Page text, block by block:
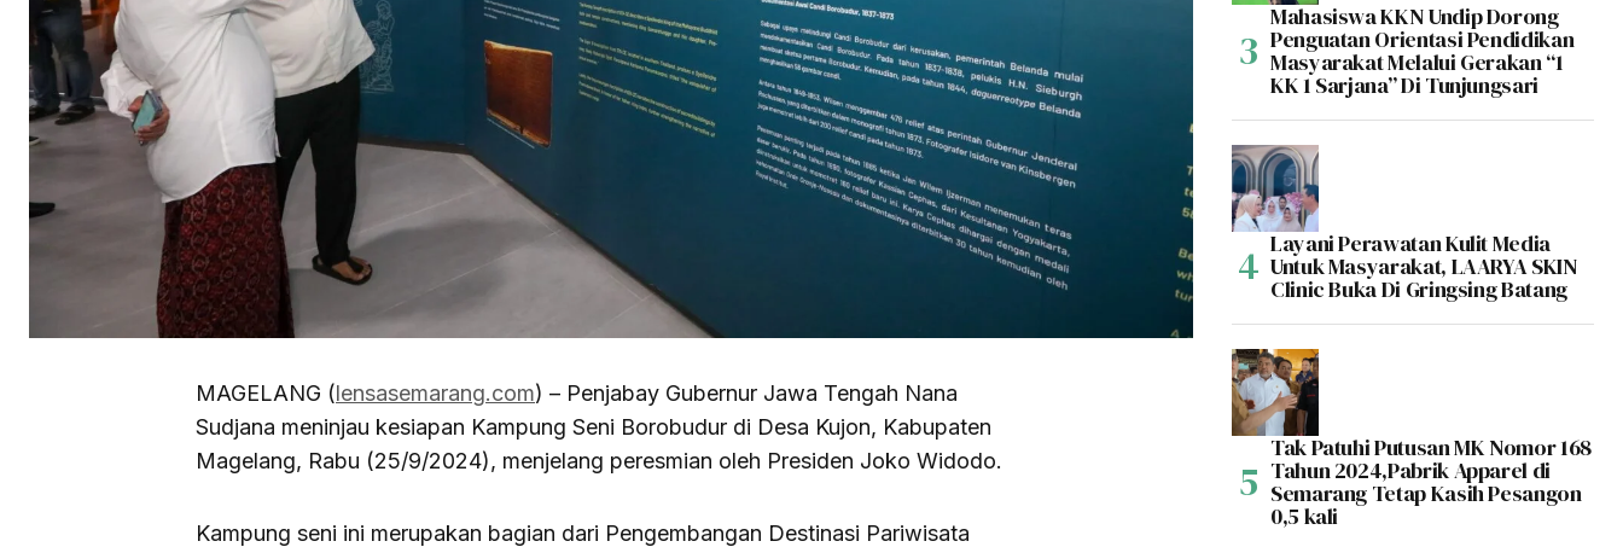
MAGELANG (lensasemarang.com) – Penjabay Gubernur Jawa Tengah Nana
Sudjana meninjau kesiapan Kampung Seni Borobudur di Desa Kujon, Kabupaten
Magelang, Rabu (25/9/2024), menjelang peresmian oleh Presiden Joko Widodo.
Kampung seni ini merupakan bagian dari Pengembangan Destinasi Pariwisata
Mahasiswa KKN Undip Dorong
Penguatan Orientasi Pendidikan
Masyarakat Melalui Gerakan “1
KK 1 Sarjana” Di Tunjungsari
Layani Perawatan Kulit Media
Untuk Masyarakat, LAARYA SKIN
Clinic Buka Di Gringsing Batang
Tak Patuhi Putusan MK Nomor 168
Tahun 2024,Pabrik Apparel di
Semarang Tetap Kasih Pesangon
0,5 kali